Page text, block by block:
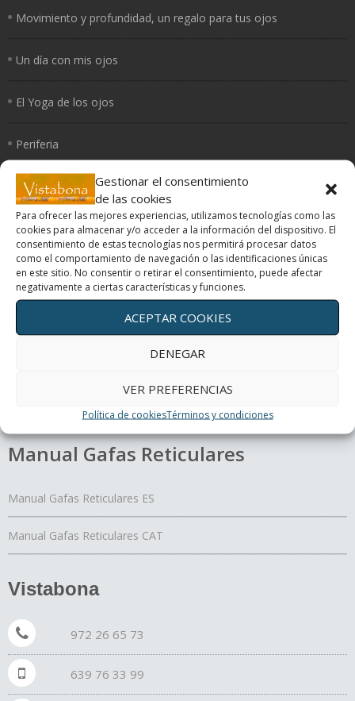
Gestionar el consentimiento
de las cookies
Para ofrecer las mejores experiencias, utilizamos tecnologías como las
cookies para almacenar y/o acceder a la información del dispositivo. El
consentimiento de estas tecnologías nos permitirá procesar datos
como el comportamiento de navegación o las identificaciones únicas
en este sitio. No consentir o retirar el consentimiento, puede afectar
negativamente a ciertas características y funciones.
ACEPTAR COOKIES
DENEGAR
VER PREFERENCIAS
Política de cookiesTérminos y condiciones
Movimiento y profundidad, un regalo para tus ojos
Un día con mis ojos
El Yoga de los ojos
Periferia
¿Cómo curan los colores?
Terapias oculares
Movimiento y profundidad, un regalo para tus ojos
Un día con mis ojos
Manual Gafas Reticulares
Manual Gafas Reticulares ES
Manual Gafas Reticulares CAT
Vistabona
972 26 65 73
639 76 33 99